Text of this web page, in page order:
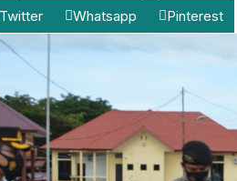
Twitter Whatsapp Pinterest